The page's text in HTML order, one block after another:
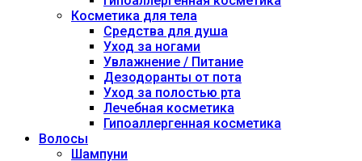
Косметика для тела
Средства для душа
Уход за ногами
Увлажнение / Питание
Дезодоранты от пота
Уход за полостью рта
Лечебная косметика
Гипоаллергенная косметика
Волосы
Шампуни